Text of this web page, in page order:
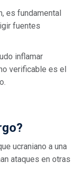
es fundamental
fuentes
inflamar
verificable es el
ucraniano a una
ataques en otras